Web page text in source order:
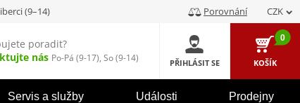
(9–14) Porovnání CZK
poradit?
nás Po-Pá (9-17), So (9-14) PŘIHLÁSIT SE
0
KOŠÍK
Servis a služby Události Prodejny